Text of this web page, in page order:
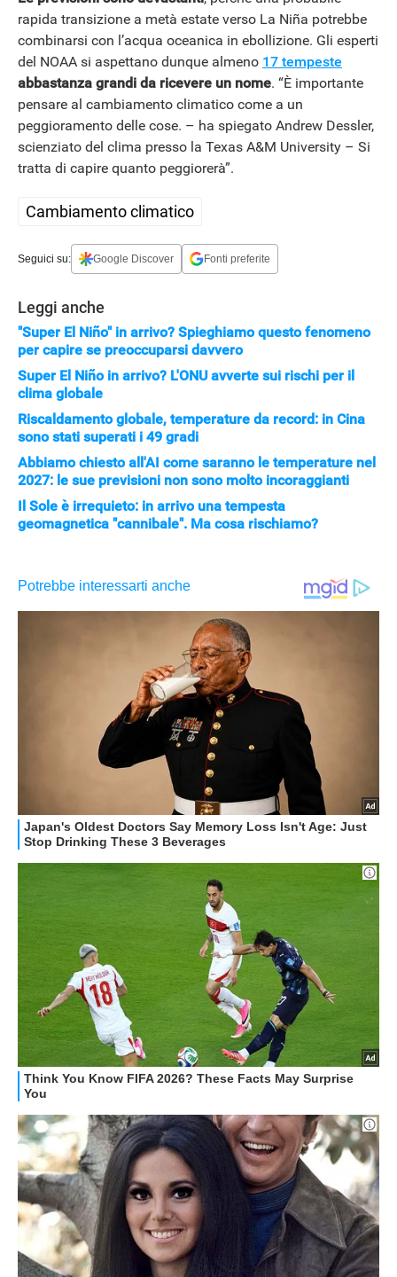
APPLE
rapida transizione a metà estate verso La Niña potrebbe
combinarsi con l’acqua oceanica in ebollizione. Gli esperti
del NOAA si aspettano dunque almeno 17 tempeste
abbastanza grandi da ricevere un nome. “È importante
pensare al cambiamento climatico come a un
peggioramento delle cose. – ha spiegato Andrew Dessler,
scienziato del clima presso la Texas A&M University – Si
tratta di capire quanto peggiorerà”.
Cambiamento climatico
Seguici su: Google Discover Fonti preferite
Leggi anche
"Super El Niño" in arrivo? Spieghiamo questo fenomeno
per capire se preoccuparsi davvero
Super El Niño in arrivo? L'ONU avverte sui rischi per il
clima globale
Riscaldamento globale, temperature da record: in Cina
sono stati superati i 49 gradi
Abbiamo chiesto all'AI come saranno le temperature nel
2027: le sue previsioni non sono molto incoraggianti
Il Sole è irrequieto: in arrivo una tempesta
geomagnetica "cannibale". Ma cosa rischiamo?